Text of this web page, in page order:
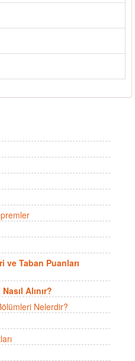
ve Taban Puanları
Alınır?
Nelerdir?